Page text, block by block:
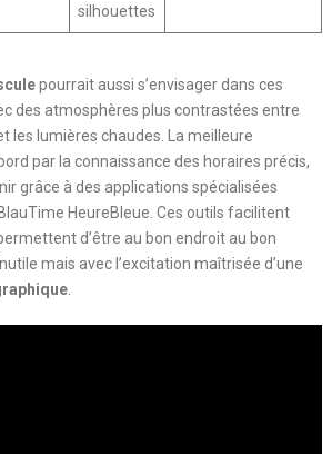
silhouettes
pourrait aussi s’envisager dans ces
des atmosphères plus contrastées entre
les lumières chaudes. La meilleure
par la connaissance des horaires précis,
grâce à des applications spécialisées
HeureBleue. Ces outils facilitent
d’être au bon endroit au bon
mais avec l’excitation maîtrisée d’une
.